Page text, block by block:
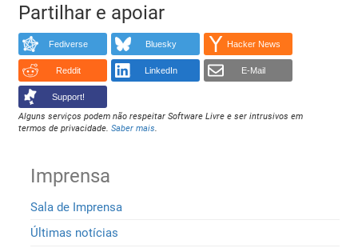
Partilhar e apoiar
Fediverse Bluesky Hacker News
Reddit LinkedIn E-Mail
Support!
Alguns serviços podem não respeitar Software Livre e ser intrusivos em
termos de privacidade.Saber mais.
Imprensa
Sala de Imprensa
Últimas notícias